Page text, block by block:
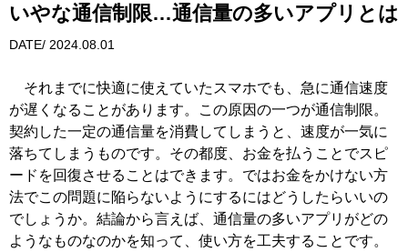
いやな通信制限…通信量の多いアプリとは
DATE/ 2024.08.01
それまでに快適に使えていたスマホでも、急に通信速度
が遅くなることがあります。この原因の一つが通信制限。
契約した一定の通信量を消費してしまうと、速度が一気に
落ちてしまうものです。その都度、お金を払うことでスピ
ードを回復させることはできます。ではお金をかけない方
法でこの問題に陥らないようにするにはどうしたらいいの
でしょうか。結論から言えば、通信量の多いアプリがどの
ようなものなのかを知って、使い方を工夫することです。